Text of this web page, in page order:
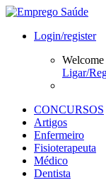
Login/register
Welcome
Ligar/
CONCURSOS
Artigos
Enfermeiro
Fisioterapeuta
Médico
Dentista